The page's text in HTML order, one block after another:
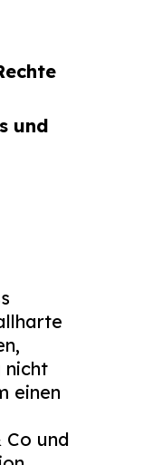
und
nicht
einen
Co und